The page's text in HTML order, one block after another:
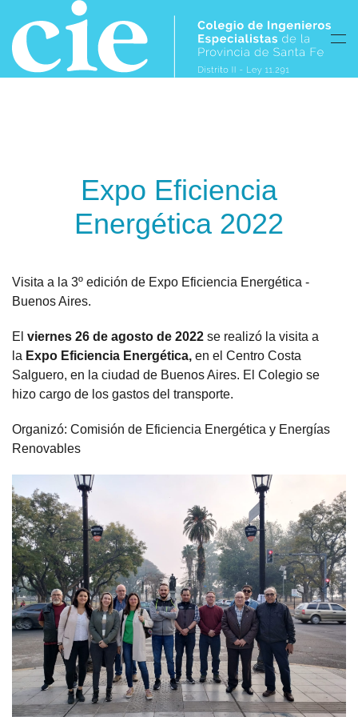
Skip to main content
Expo Eficiencia
Energética 2022
Visita a la 3º edición de Expo Eficiencia Energética -
Buenos Aires.
El viernes 26 de agosto de 2022 se realizó la visita a
la Expo Eficiencia Energética, en el Centro Costa
Salguero, en la ciudad de Buenos Aires. El Colegio se
hizo cargo de los gastos del transporte.
Organizó: Comisión de Eficiencia Energética y Energías
Renovables